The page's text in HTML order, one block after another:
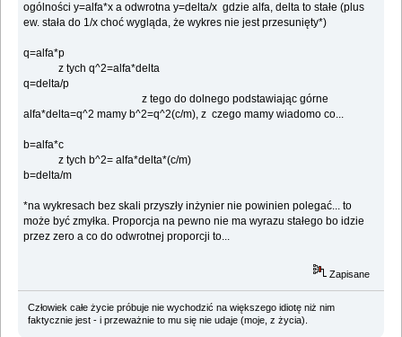
ogólności y=alfa*x a odwrotna y=delta/x gdzie alfa, delta to stałe (plus
ew. stała do 1/x choć wygląda, że wykres nie jest przesunięty*)
q=alfa*p
z tych q^2=alfa*delta
q=delta/p
z tego do dolnego podstawiając górne
alfa*delta=q^2 mamy b^2=q^2(c/m), z czego mamy wiadomo co...
b=alfa*c
z tych b^2= alfa*delta*(c/m)
b=delta/m
*na wykresach bez skali przyszły inżynier nie powinien polegać... to
może być zmyłka. Proporcja na pewno nie ma wyrazu stałego bo idzie
przez zero a co do odwrotnej proporcji to...
Zapisane
Człowiek całe życie próbuje nie wychodzić na większego idiotę niż nim
faktycznie jest - i przeważnie to mu się nie udaje (moje, z życia).